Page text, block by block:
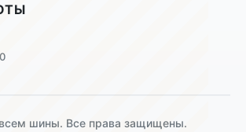
шины. Все права защищены.